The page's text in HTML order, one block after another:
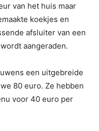
van het huis maar
koekjes en
afsluiter van een
aangeraden.
een uitgebreide
80 euro. Ze hebben
voor 40 euro per